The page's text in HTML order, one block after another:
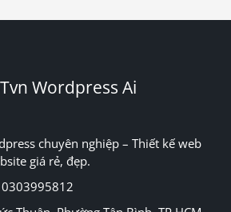
Wordpress Ai
chuyên nghiệp – Thiết kế web
giá rẻ, đẹp.